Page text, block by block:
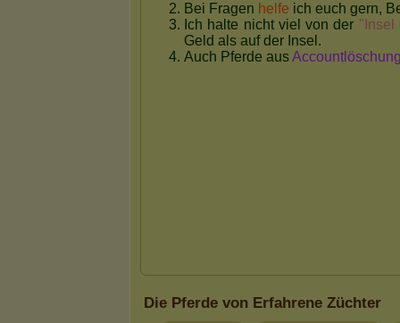
Die Pferde von Erfahrene Züchter